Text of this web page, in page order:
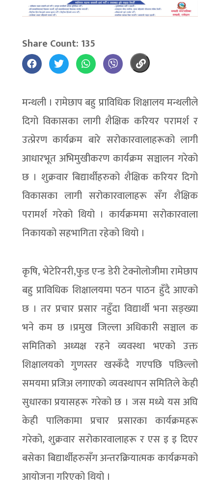
Share Count: 135
मन्थली । रामेछाप बहु प्राविधिक शिक्षालय मन्थलीले
दिगो विकासका लागी शैक्षिक करियर परामर्श र
उत्प्रेरण कार्यक्रम बारे सरोकारवालाहरूको लागी
आधारभूत अभिमुखीकरण कार्यक्रम सञ्चालन गरेको
छ । शुक्रवार बिद्यार्थीहरुको शैक्षिक करियर दिगो
विकासका लागी सरोकारवालाहरू सँग शैक्षिक
परामर्श गरेको थियो । कार्यक्रममा सरोकारवाला
निकायको सहभागिता रहेको थियो ।
कृषि, भेटेरिनरी,फुड एन्ड डेरी टेक्नोलोजीमा रामेछाप
बहु प्राविधिक शिक्षालयमा पठन पाठन हुँदै आएको
छ । तर प्रचार प्रसार नहुँदा विद्यार्थी भना सङ्ख्या
भने कम छ ।प्रमुख जिल्ला अधिकारी सञ्चाल क
समितिको अध्यक्ष रहने व्यवस्था भएको उक्त
शिक्षालयको गुणस्तर खस्कँदै गएपछि पछिल्लो
समयमा प्रजिअ लगाएको व्यवस्थापन समितिले केही
सुधारका प्रयासहरू गरेको छ । जस मध्ये यस अघि
केही पालिकामा प्रचार प्रसारका कार्यक्रमहरू
गरेको, शुक्रवार सरोकारवालाहरू र एस इ इ दिएर
बसेका बिद्यार्थीहरुसँग अन्तरक्रियात्मक कार्यक्रमको
आयोजना गरिएको थियो ।